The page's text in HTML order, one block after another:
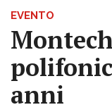
EVENTO
anni